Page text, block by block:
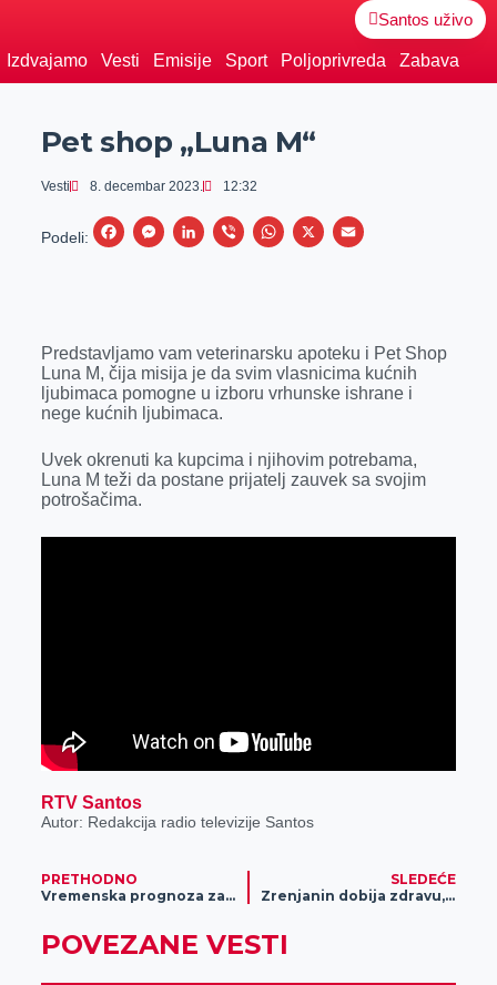
Santos uživo
Izdvajamo Vesti Emisije Sport Poljoprivreda Zabava
Pet shop „Luna M“
Vesti 8. decembar 2023. 12:32
Podeli:
F
b
o
o
M
e
n
g
r
L
e
d
I
V
r
W
s
A
X
E
l
Predstavljamo vam veterinarsku apoteku i Pet Shop
Luna M, čija misija je da svim vlasnicima kućnih
ljubimaca pomogne u izboru vrhunske ishrane i
nege kućnih ljubimaca.
Uvek okrenuti ka kupcima i njihovim potrebama,
Luna M teži da postane prijatelj zauvek sa svojim
potrošačima.
RTV Santos
Autor: Redakcija radio televizije Santos
PRETHODNO
Vremenska prognoza za 8. decembar
SLEDEĆE
Zrenjanin dobija zdravu, pijaću vodu!
POVEZANE VESTI